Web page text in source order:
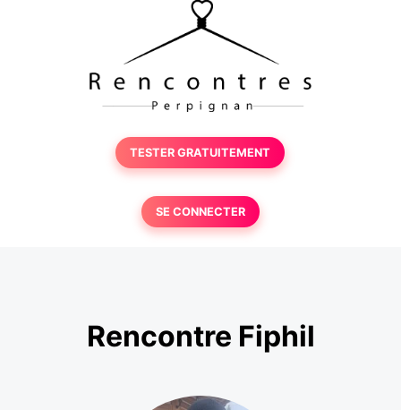
TESTER GRATUITEMENT
SE CONNECTER
Rencontre Fiphil